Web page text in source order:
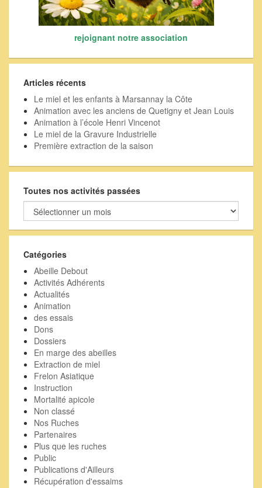
rejoignant notre association
Articles récents
Le miel et les enfants à Marsannay la Côte
Animation avec les anciens de Quetigny et Jean Louis
Animation à l’école Henri Vincenot
Le miel de la Gravure Industrielle
Première extraction de la saison
Toutes nos activités passées
Toutes
nos
activités
Catégories
Abeille Debout
Activités Adhérents
Actualités
Animation
des essais
Dons
Dossiers
En marge des abeilles
Extraction de miel
Frelon Asiatique
Instruction
Mortalité apicole
Non classé
Nos Ruches
Partenaires
Plus que les ruches
Public
Publications d'Ailleurs
Récupération d'essaims